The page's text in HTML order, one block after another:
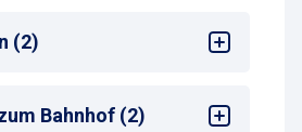
Bedienung am
(2)
(LPG)Bahnhof (2)